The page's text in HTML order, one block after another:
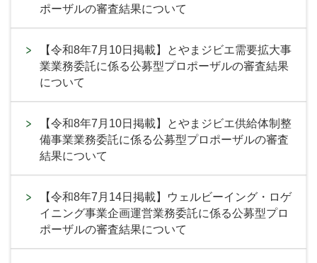
ポーザルの審査結果について
【令和8年7月10日掲載】とやまジビエ需要拡大事
業業務委託に係る公募型プロポーザルの審査結果
について
【令和8年7月10日掲載】とやまジビエ供給体制整
備事業業務委託に係る公募型プロポーザルの審査
結果について
【令和8年7月14日掲載】ウェルビーイング・ロゲ
イニング事業企画運営業務委託に係る公募型プロ
ポーザルの審査結果について